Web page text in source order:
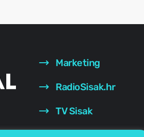
Marketing
RadioSisak.hr
TV Sisak